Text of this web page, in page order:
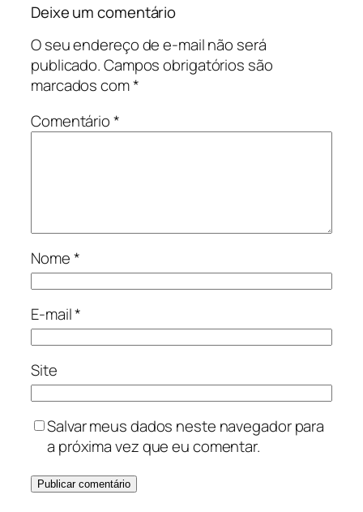
Deixe um comentário
O seu endereço de e-mail não será
publicado.Campos obrigatórios são
marcados com*
Comentário*
Nome*
E-mail*
Site
Salvar meus dados neste navegador para
a próxima vez que eu comentar.